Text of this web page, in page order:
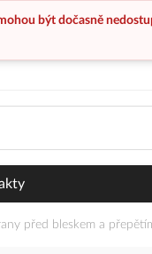
být dočasně
před bleskem a